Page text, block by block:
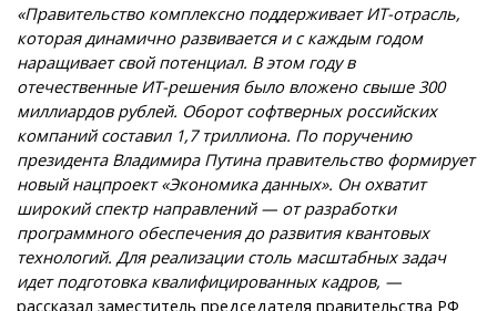
«Правительство комплексно поддерживает ИТ-отрасль,
которая динамично развивается и с каждым годом
наращивает свой потенциал. В этом году в
отечественные ИТ-решения было вложено свыше 300
миллиардов рублей. Оборот софтверных российских
компаний составил 1,7 триллиона. По поручению
президента Владимира Путина правительство формирует
новый нацпроект «Экономика данных». Он охватит
широкий спектр направлений — от разработки
программного обеспечения до развития квантовых
технологий. Для реализации столь масштабных задач
идет подготовка квалифицированных кадров, —
рассказал заместитель председателя правительства РФ